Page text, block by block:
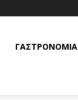
ΓΑΣΤΡΟΝΟΜΊΑ